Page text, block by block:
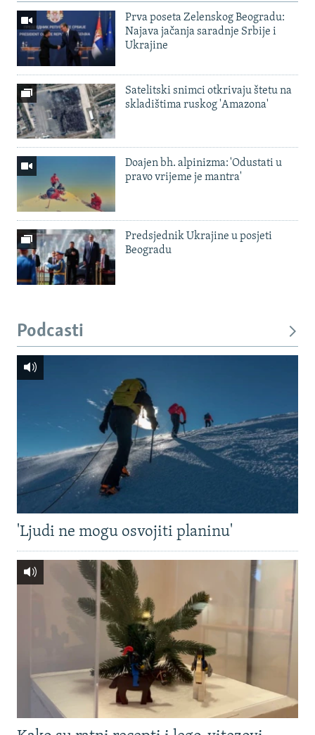
Prva poseta Zelenskog Beogradu:
Najava jačanja saradnje Srbije i
Ukrajine
Satelitski snimci otkrivaju štetu na
skladištima ruskog 'Amazona'
Doajen bh. alpinizma: 'Odustati u
pravo vrijeme je mantra'
Predsjednik Ukrajine u posjeti
Beogradu
Podcasti
'Ljudi ne mogu osvojiti planinu'